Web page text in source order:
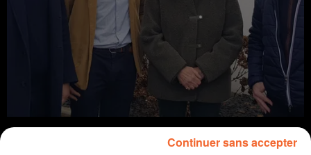
Continuer sans accepter